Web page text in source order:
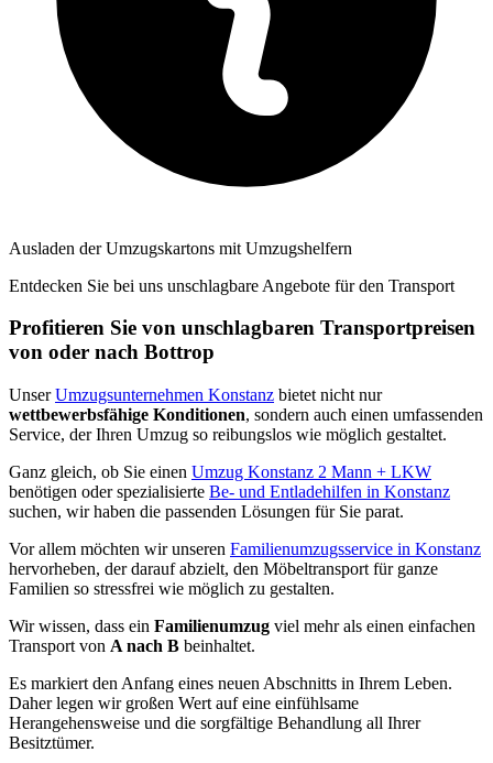
Ausladen der Umzugskartons mit Umzugshelfern
Entdecken Sie bei uns unschlagbare Angebote für den Transport
Profitieren Sie von unschlagbaren Transportpreisen
von oder nach Bottrop
UnserUmzugsunternehmen Konstanz bietet nicht nur
wettbewerbsfähige Konditionen, sondern auch einen umfassenden
Service, der Ihren Umzug so reibungslos wie möglich gestaltet.
Ganz gleich, ob Sie einen Umzug Konstanz 2 Mann + LKW
benötigen oder spezialisierte Be- und Entladehilfen in Konstanz
suchen, wir haben die passenden Lösungen für Sie parat.
Vor allem möchten wir unseren Familienumzugsservice in Konstanz
hervorheben, der darauf abzielt, den Möbeltransport für ganze
Familien so stressfrei wie möglich zu gestalten.
Wir wissen, dass ein Familienumzug viel mehr als einen einfachen
Transport von A nach B beinhaltet.
Es markiert den Anfang eines neuen Abschnitts in Ihrem Leben.
Daher legen wir großen Wert auf eine einfühlsame
Herangehensweise und die sorgfältige Behandlung all Ihrer
Besitztümer.